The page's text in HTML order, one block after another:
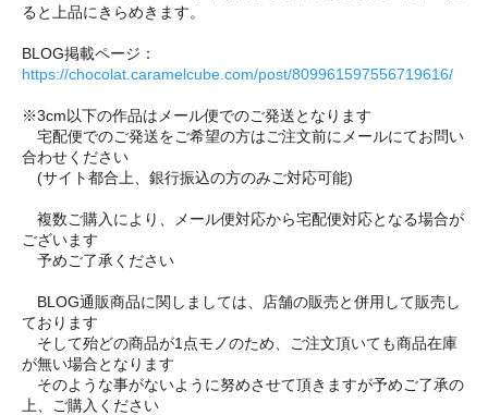
ると上品にきらめきます。
BLOG掲載ページ：
https://chocolat.caramelcube.com/post/809961597556719616/
※3cm以下の作品はメール便でのご発送となります
宅配便でのご発送をご希望の方はご注文前にメールにてお問い
合わせください
(サイト都合上、銀行振込の方のみご対応可能)
複数ご購入により、メール便対応から宅配便対応となる場合が
ございます
予めご了承ください
BLOG通販商品に関しましては、店舗の販売と併用して販売し
ております
そして殆どの商品が1点モノのため、ご注文頂いても商品在庫
が無い場合となります
そのような事がないように努めさせて頂きますが予めご了承の
上、ご購入ください